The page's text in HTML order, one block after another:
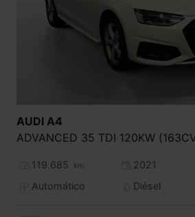
AUDI A4
119.685 km
2021
Automático
Diésel